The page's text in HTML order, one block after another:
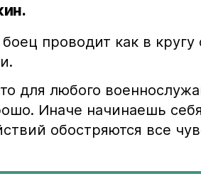
проводит как в
для любого
Иначе начинаешь
обостряются все